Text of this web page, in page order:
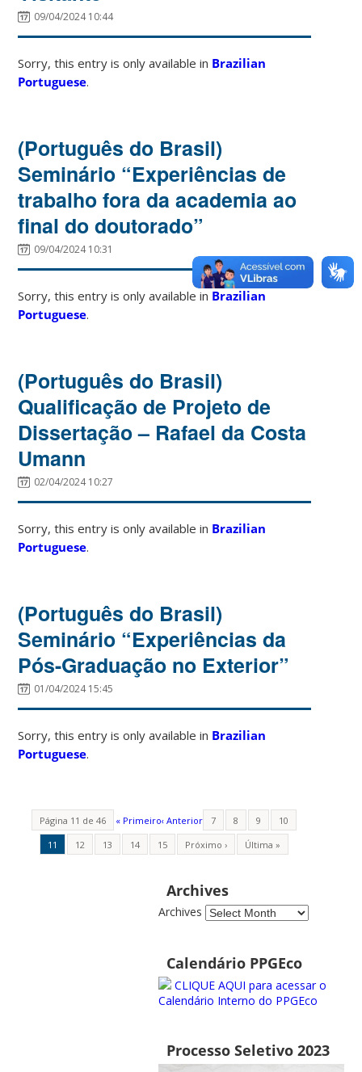
09/04/2024 10:44
Sorry, this entry is only available in Brazilian
Portuguese.
(Português do Brasil)
Seminário “Experiências de
trabalho fora da academia ao
final do doutorado”
09/04/2024 10:31
Sorry, this entry is only available in Brazilian
Portuguese.
(Português do Brasil)
Qualificação de Projeto de
Dissertação – Rafael da Costa
Umann
02/04/2024 10:27
Sorry, this entry is only available in Brazilian
Portuguese.
(Português do Brasil)
Seminário “Experiências da
Pós-Graduação no Exterior”
01/04/2024 15:45
Sorry, this entry is only available in Brazilian
Portuguese.
Página 11 de 46 « Primeiro‹ Anterior 7 8 9
10
11
12 13 14 15 Próximo › Última »
Archives
Archives
Calendário PPGEco
CLIQUE AQUI para acessar o
Calendário Interno do PPGEco
Processo Seletivo 2023